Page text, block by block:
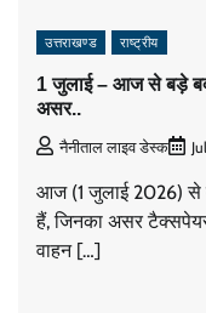
उत्तराखण्ड राष्ट्रीय
1 जुलाई – आज से बड़े
असर..
नैनीताल लाइव डेस्क
आज (1 जुलाई 2026) से
हैं, जिनका असर
वाहन […]